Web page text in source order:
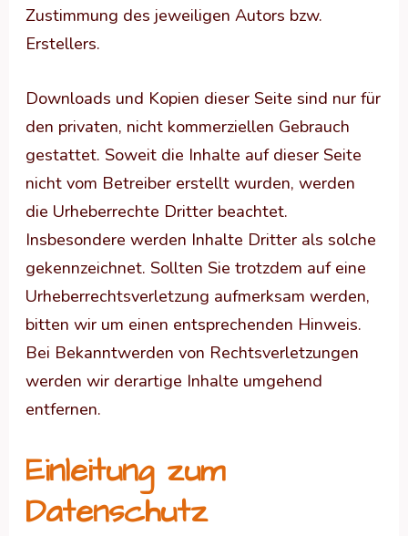
Zustimmung des jeweiligen Autors bzw.
Erstellers.
Downloads und Kopien dieser Seite sind nur für
den privaten, nicht kommerziellen Gebrauch
gestattet. Soweit die Inhalte auf dieser Seite
nicht vom Betreiber erstellt wurden, werden
die Urheberrechte Dritter beachtet.
Insbesondere werden Inhalte Dritter als solche
gekennzeichnet. Sollten Sie trotzdem auf eine
Urheberrechtsverletzung aufmerksam werden,
bitten wir um einen entsprechenden Hinweis.
Bei Bekanntwerden von Rechtsverletzungen
werden wir derartige Inhalte umgehend
entfernen.
Einleitung zum
Datenschutz